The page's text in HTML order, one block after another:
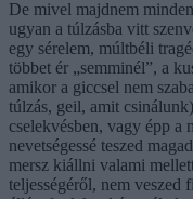
De mivel majdnem
ugyan a túlzásba vitt
egy sérelem, múltbéli
többet ér „semminél”, a
amikor a giccsel nem
túlzás, geil, amit
cselekvésben, vagy épp a
nevetségessé teszed
mersz kiállni valami
teljességéről, nem veszed